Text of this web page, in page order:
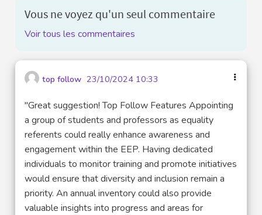
Vous ne voyez qu'un seul commentaire
Voir tous les commentaires
top follow 23/10/2024 10:33
"Great suggestion! Top Follow Features Appointing
a group of students and professors as equality
referents could really enhance awareness and
engagement within the EEP. Having dedicated
individuals to monitor training and promote initiatives
would ensure that diversity and inclusion remain a
priority. An annual inventory could also provide
valuable insights into progress and areas for